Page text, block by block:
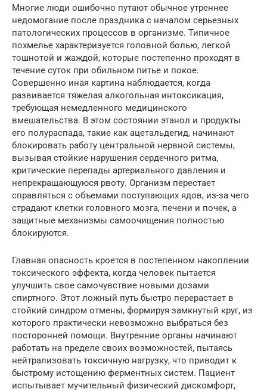
Многие люди ошибочно путают обычное утреннее
недомогание после праздника с началом серьезных
патологических процессов в организме. Типичное
похмелье характеризуется головной болью, легкой
тошнотой и жаждой, которые постепенно проходят в
течение суток при обильном питье и покое.
Совершенно иная картина наблюдается, когда
развивается тяжелая алкогольная интоксикация,
требующая немедленного медицинского
вмешательства. В этом состоянии этанол и продукты
его полураспада, такие как ацетальдегид, начинают
блокировать работу центральной нервной системы,
вызывая стойкие нарушения сердечного ритма,
критические перепады артериального давления и
непрекращающуюся рвоту. Организм перестает
справляться с объемами поступающих ядов, из-за чего
страдают клетки головного мозга, печени и почек, а
защитные механизмы самоочищения полностью
блокируются.
Главная опасность кроется в постепенном накоплении
токсического эффекта, когда человек пытается
улучшить свое самочувствие новыми дозами
спиртного. Этот ложный путь быстро перерастает в
стойкий синдром отмены, формируя замкнутый круг, из
которого практически невозможно выбраться без
посторонней помощи. Внутренние органы начинают
работать на пределе своих возможностей, пытаясь
нейтрализовать токсичную нагрузку, что приводит к
быстрому истощению ферментных систем. Пациент
испытывает мучительный физический дискомфорт,